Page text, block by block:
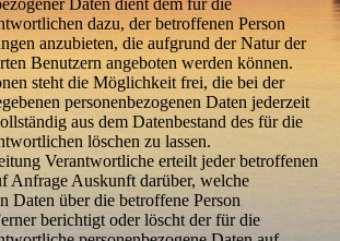
Daten dient dem für die
dazu, der betroffenen Person
anzubieten, die aufgrund der Natur der
Benutzern angeboten werden können.
steht die Möglichkeit frei, die bei der
personenbezogenen Daten jederzeit
aus dem Datenbestand des für die
löschen zu lassen.
Verantwortliche erteilt jeder betroffenen
Anfrage Auskunft darüber, welche
Daten über die betroffene Person
berichtigt oder löscht der für die